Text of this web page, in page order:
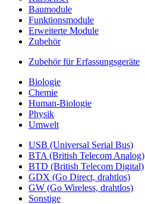
Baumodule
Funktionsmodule
Erweiterte Module
Zubehör
Zubehör für Erfassungsgeräte
Biologie
Chemie
Human-Biologie
Physik
Umwelt
USB (Universal Serial Bus)
BTA (British Telecom Analog)
BTD (British Telecom Digital)
GDX (Go Direct, drahtlos)
GW (Go Wireless, drahtlos)
Sonstige